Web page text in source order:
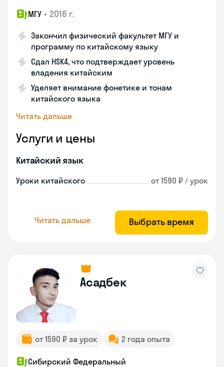
МГУ • 2016 г.
Закончил физический факультет МГУ и
программу по китайскому языку
Сдал HSK4, что подтверждает уровень
владения китайским
Уделяет внимание фонетике и тонам
китайского языка
Читать дальше
Услуги и цены
Китайский язык
Уроки китайского от 1590 ₽ / урок
Читать дальше Выбрать время
Асадбек
от 1590 ₽ за урок 2 года опыта
Сибирский Федеральный